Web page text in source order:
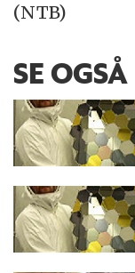
(NTB)
SE OGSÅ